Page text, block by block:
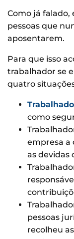
Como já falado,
pessoas que
aposentarem.
Para que isso
trabalhador se
quatro
como
empresa a
as devidas
pessoas
recolheu